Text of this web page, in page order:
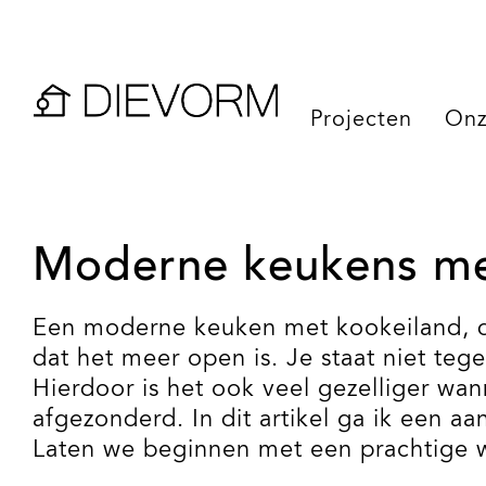
Projecten
Moderne keukens
Een moderne keuken met
dat het meer open is. Je staat niet
Hierdoor is het ook veel gezelliger
afgezonderd. In dit artikel ga ik een
Laten we beginnen met een prachtige